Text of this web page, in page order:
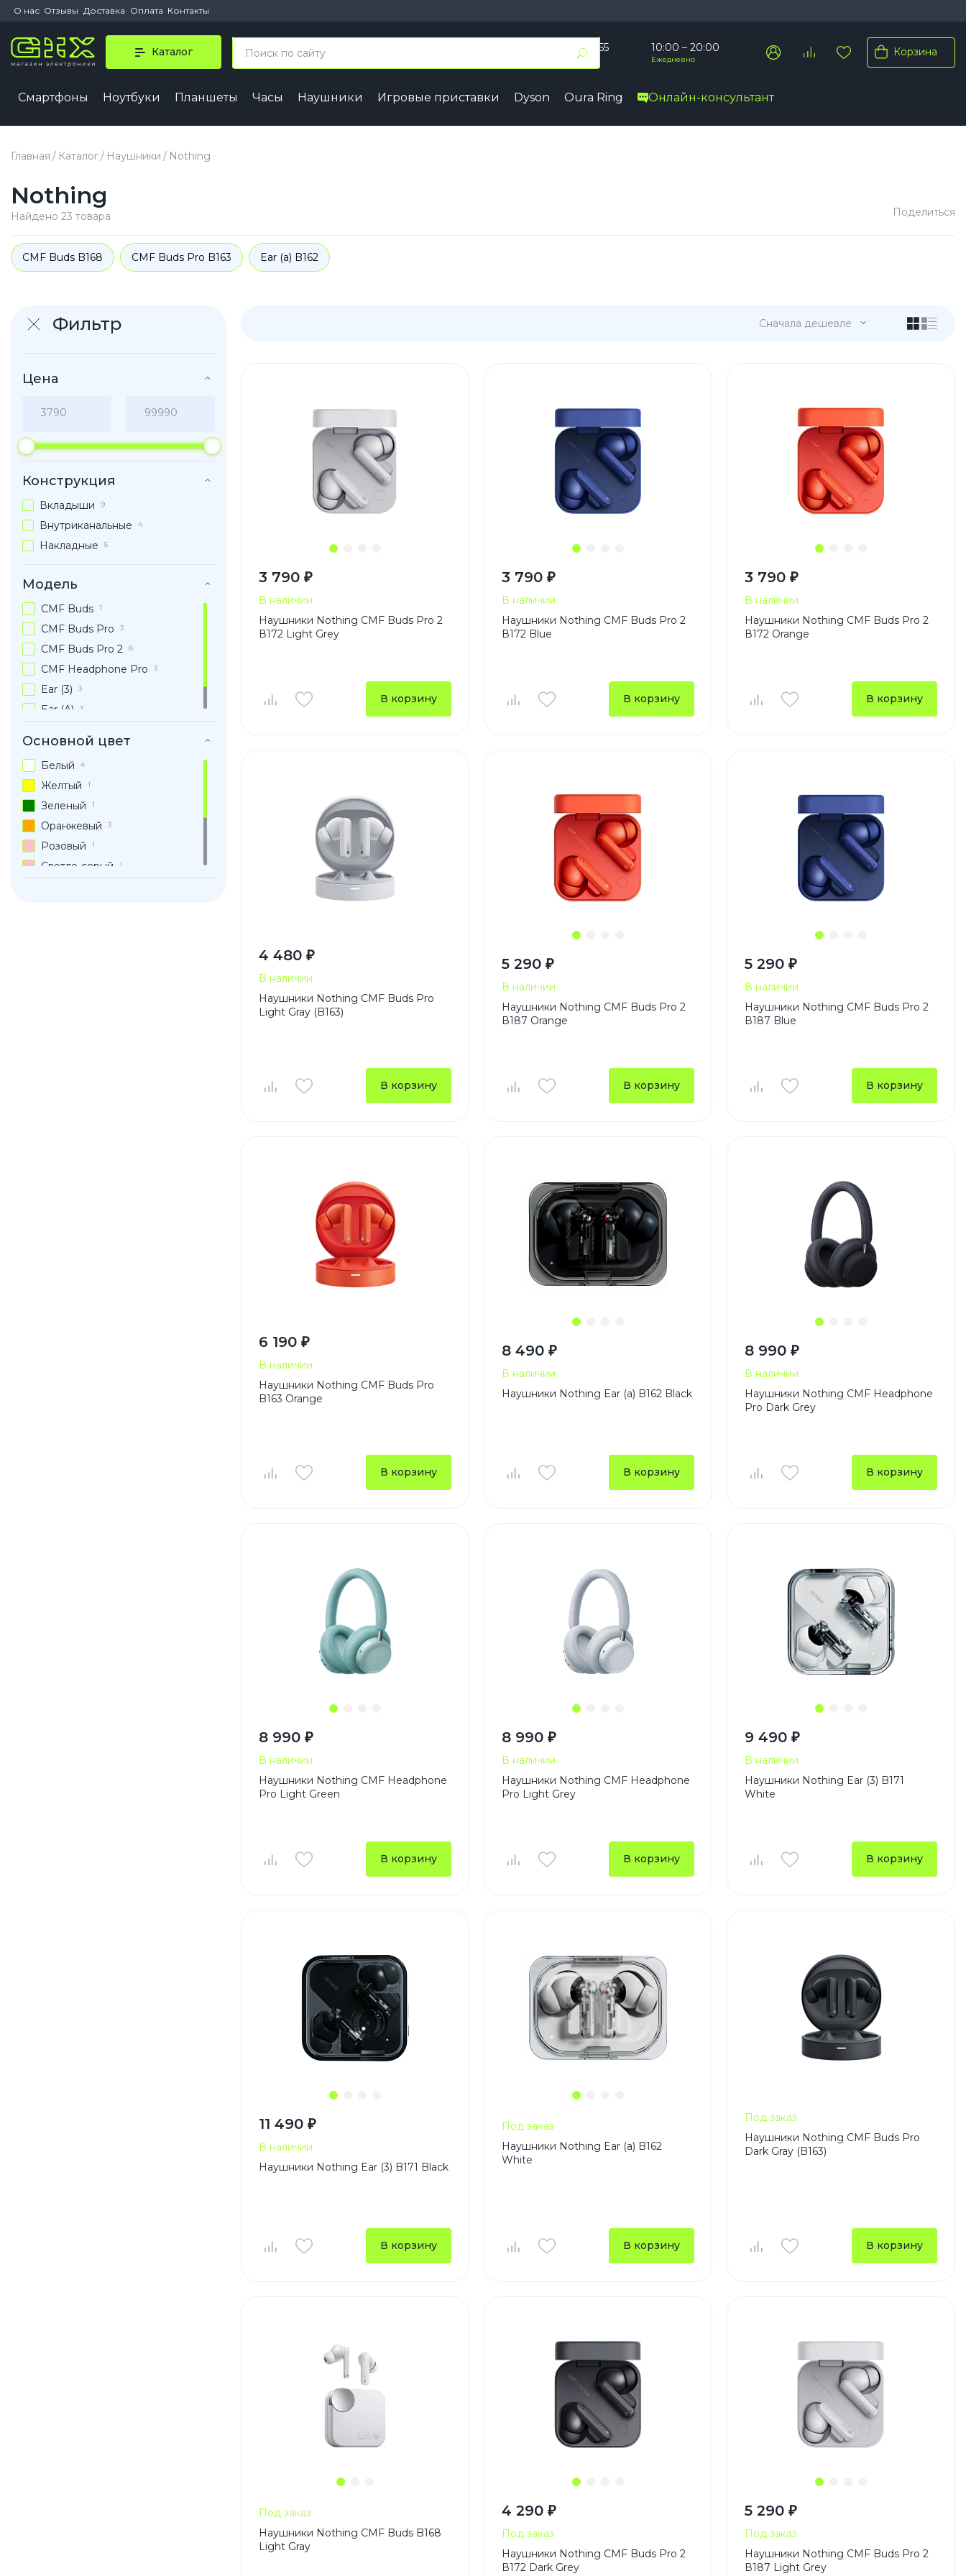
О нас Отзывы Доставка Оплата Контакты
Каталог +7 (495) 055 50 55
Заказать звонок
10:00 – 20:00
Ежедневно
Корзина
Смартфоны Ноутбуки Планшеты Часы Наушники Игровые приставки Dyson Oura Ring
Онлайн-консультант
iPhone 12
Series Z
Pixel 8
M Series
Honor
Honor 400
Honor 400 Pro
Nothing
Чехлы
Внешние аккумуляторы
Автомобильные держатели
Главная Каталог Наушники Nothing
Nothing
Найдено 23 товара Поделиться
CMF Buds B168 CMF Buds Pro B163 Ear (a) B162
Фильтр
Цена
Конструкция
Вкладыши 9
Внутриканальные 4
Накладные 5
Модель
CMF Buds 1
CMF Buds Pro 3
CMF Buds Pro 2 8
CMF Headphone Pro 3
Ear (3) 3
Ear (A) 3
Основной цвет
Белый 4
Желтый 1
Зеленый 1
Оранжевый 3
Розовый 1
Светло-серый 1
Сначала дешевле
3 790 ₽
В наличии
Наушники Nothing CMF Buds Pro 2
В172 Light Grey
В корзину
3 790 ₽
В наличии
Наушники Nothing CMF Buds Pro 2
В172 Blue
В корзину
3 790 ₽
В наличии
Наушники Nothing CMF Buds Pro 2
В172 Orange
В корзину
4 480 ₽
В наличии
Наушники Nothing CMF Buds Pro
Light Gray (B163)
В корзину
5 290 ₽
В наличии
Наушники Nothing CMF Buds Pro 2
В187 Orange
В корзину
5 290 ₽
В наличии
Наушники Nothing CMF Buds Pro 2
В187 Blue
В корзину
6 190 ₽
В наличии
Наушники Nothing CMF Buds Pro
B163 Orange
В корзину
8 490 ₽
В наличии
Наушники Nothing Ear (a) B162 Black
В корзину
8 990 ₽
В наличии
Наушники Nothing CMF Headphone
Pro Dark Grey
В корзину
8 990 ₽
В наличии
Наушники Nothing CMF Headphone
Pro Light Green
В корзину
8 990 ₽
В наличии
Наушники Nothing CMF Headphone
Pro Light Grey
В корзину
9 490 ₽
В наличии
Наушники Nothing Ear (3) B171
White
В корзину
11 490 ₽
В наличии
Наушники Nothing Ear (3) B171 Black
В корзину
Под заказ
Наушники Nothing Ear (a) B162
White
В корзину
Под заказ
Наушники Nothing CMF Buds Pro
Dark Gray (B163)
В корзину
Под заказ
Наушники Nothing CMF Buds B168
Light Gray
4 290 ₽
Под заказ
Наушники Nothing CMF Buds Pro 2
В172 Dark Grey
5 290 ₽
Под заказ
Наушники Nothing CMF Buds Pro 2
В187 Light Grey